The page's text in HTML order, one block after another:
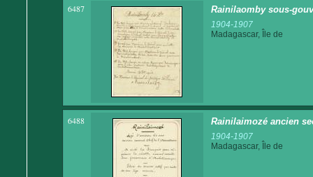
6487 Rainilaomby sous-
1904-1907
Madagascar, Île de
6488 Rainilaimozé ancien
1904-1907
Madagascar, Île de